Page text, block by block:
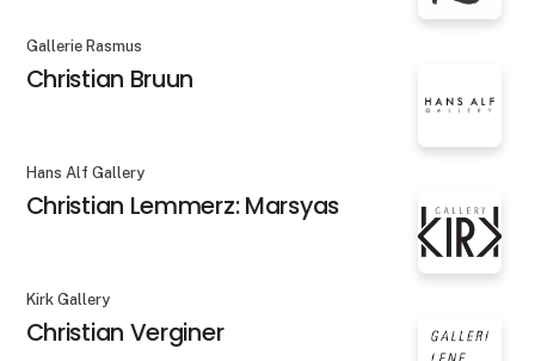
Gallerie Rasmus
Christian Bruun
Hans Alf Gallery
Christian Lemmerz: Marsyas
Kirk Gallery
Christian Verginer